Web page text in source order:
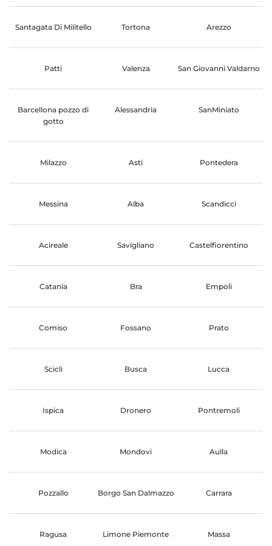
Santagata Di Militello Tortona Arezzo
Patti Valenza San Giovanni Valdarno
Barcellona pozzo di
gotto
Alessandria SanMiniato
Milazzo Asti Pontedera
Messina Alba Scandicci
Acireale Savigliano Castelfiorentino
Catania Bra Empoli
Comiso Fossano Prato
Scicli Busca Lucca
Ispica Dronero Pontremoli
Modica Mondovi Aulla
Pozzallo Borgo San Dalmazzo Carrara
Ragusa Limone Piemonte Massa